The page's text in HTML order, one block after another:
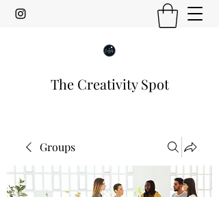
The Creativity Spot
Groups